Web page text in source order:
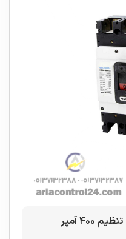
کلید اتوماتیک حرارتی قابل تنظیم ۴۰۰ آمپر